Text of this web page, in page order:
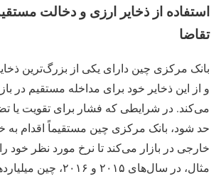
استفاده از ذخایر ارزی و دخالت
تقاضا
بانک مرکزی چین دارای یکی از بزرگ‌ترین
و از این ذخایر خود برای مداخله مستقیم در
می‌کند. در شرایطی که فشار برای تقویت یا
حد شود، بانک مرکزی چین مستقیماً اقدام به
خارجی در بازار می‌کند تا نرخ مورد نظر خود
مثال، در سال‌های ۲۰۱۵ و